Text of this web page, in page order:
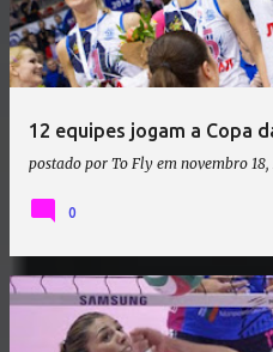
12 equipes jogam a Copa
postado por To Fly em novembro 18,
0